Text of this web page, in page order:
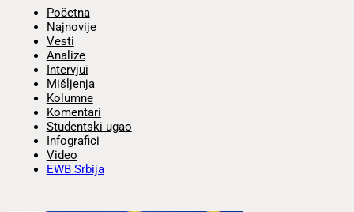
Početna
Najnovije
Vesti
Analize
Intervjui
Mišljenja
Kolumne
Komentari
Studentski ugao
Infografici
Video
EWB Srbija